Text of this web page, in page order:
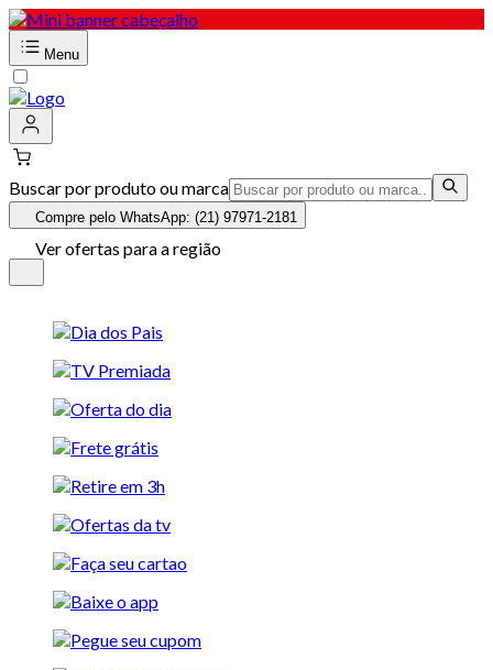
Menu
Buscar por produto ou marca
Compre pelo WhatsApp: (21) 97971-2181
Ver ofertas para a região